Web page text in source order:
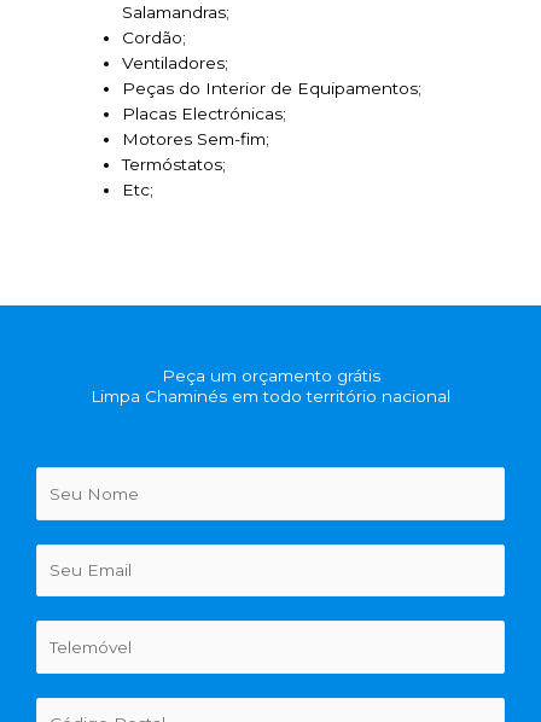
Salamandras;
Cordão;
Ventiladores;
Peças do Interior de Equipamentos;
Placas Electrónicas;
Motores Sem-fim;
Termóstatos;
Etc;
Peça um orçamento grátis
Limpa Chaminés em todo território nacional